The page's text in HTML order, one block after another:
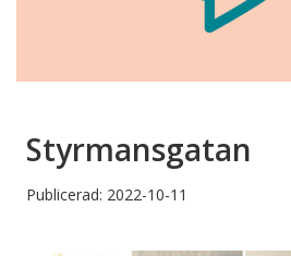
Styrmansgatan
Publicerad: 2022-10-11